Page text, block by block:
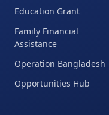
Education Grant
Family Financial
Assistance
Operation Bangladesh
Opportunities Hub